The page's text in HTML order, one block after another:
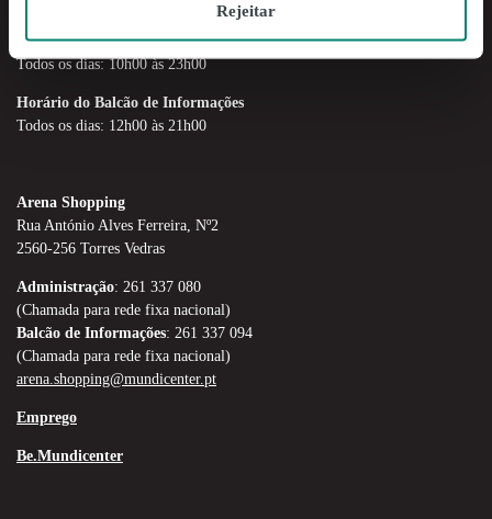
Rejeitar
Horário de funcionamento
Todos os dias: 10h00 às 23h00
Horário do Balcão de Informações
Todos os dias: 12h00 às 21h00
Arena Shopping
Rua António Alves Ferreira, Nº2
2560-256 Torres Vedras
Administração: 261 337 080
(Chamada para rede fixa nacional)
Balcão de Informações: 261 337 094
(Chamada para rede fixa nacional)
arena.shopping@mundicenter.pt
Emprego
Be.Mundicenter